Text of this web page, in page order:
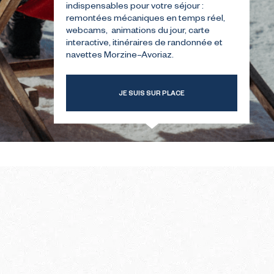
GUIDE POUR VOTRE
PREMIÈRE ÉTÉ
indispensables pour votre séjour :
remontées mécaniques en temps réel,
webcams, animations du jour, carte
interactive, itinéraires de randonnée et
navettes Morzine–Avoriaz.
JE SUIS SUR PLACE